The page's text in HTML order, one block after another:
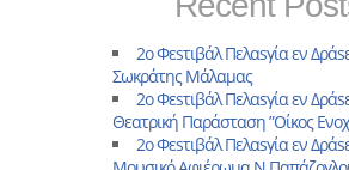
2ο Φεsτιβάλ Πελαsγία εν
Σωκράτης Μάλαμας
2ο Φεsτιβάλ Πελαsγία εν
Θεατρική Παράσταση ”Οίκος
2ο Φεsτιβάλ Πελαsγία εν